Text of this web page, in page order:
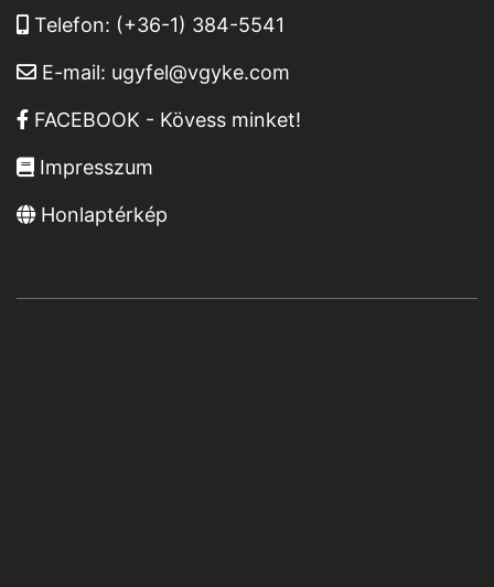
Telefon: (+36-1) 384-5541
E-mail: ugyfel@vgyke.com
FACEBOOK - Kövess minket!
Impresszum
Honlaptérkép